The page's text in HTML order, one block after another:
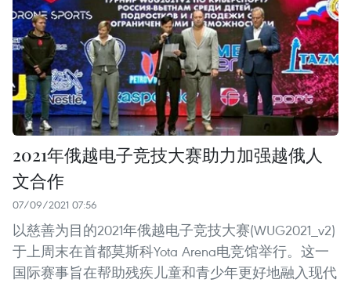
2021年俄越电子竞技大赛助力加强越俄人
文合作
07/09/2021 07:56
以慈善为目的2021年俄越电子竞技大赛(WUG2021_v2)
于上周末在首都莫斯科Yota Arena电竞馆举行。这一
国际赛事旨在帮助残疾儿童和青少年更好地融入现代